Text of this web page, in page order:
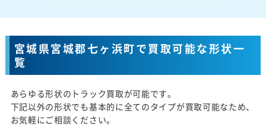
宮城県宮城郡七ヶ浜町で買取可能な形状一
覧
あらゆる形状のトラック買取が可能です。
下記以外の形状でも基本的に全てのタイプが買取可能なため、
お気軽にご相談ください。